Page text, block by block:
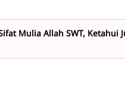
Mulia Allah SWT, Ketahui